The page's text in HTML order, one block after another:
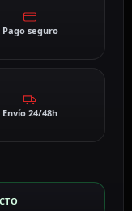
Pago seguro
Envío 24/48h